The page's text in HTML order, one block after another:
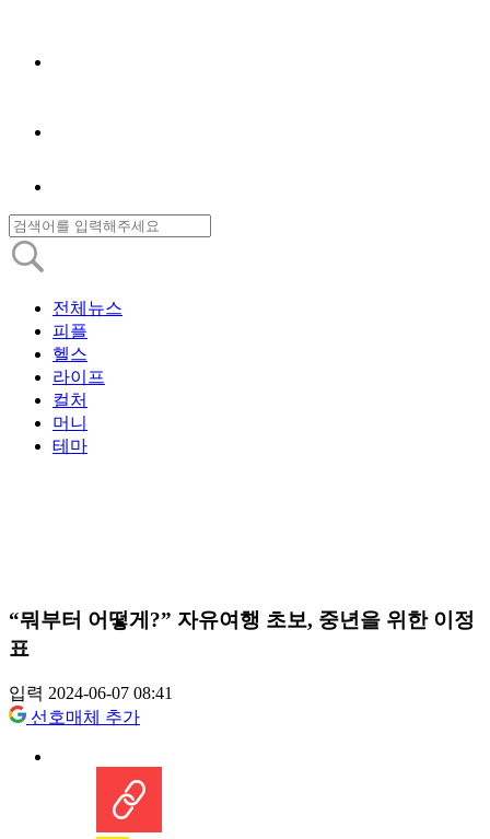
전체뉴스
피플
헬스
라이프
컬처
머니
테마
“뭐부터 어떻게?” 자유여행 초보, 중년을 위한 이정
표
입력 2024-06-07 08:41
선호매체 추가